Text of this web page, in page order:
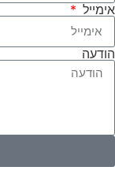
אימייל
הודעה